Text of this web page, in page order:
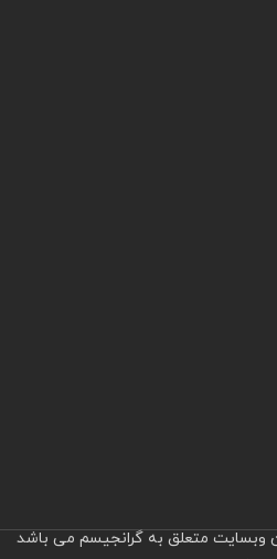
وبسایت متعلق به گرانجیسم می باشد